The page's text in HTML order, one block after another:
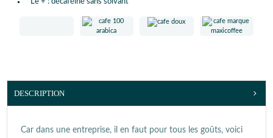
Le + : décaféiné sans solvant
DESCRIPTION
Car dans une entreprise, il en faut pour tous les goûts, voici